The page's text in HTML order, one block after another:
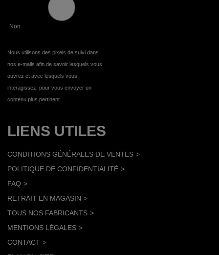
Non
Nous utilisons des pixels de suivi dans
nos e-mails afin de savoir lesquels vous
ouvrez et avec lesquels vous
interagissez, pour vous envoyer un
contenu plus pertinent.
LIENS UTILES
CONDITIONS GÉNÉRALES DE VENTES
POLITIQUE DE CONFIDENTIALITÉ
FAQ
RETRAIT EN MAGASIN
TOUS NOS FABRICANTS
MENTIONS LÉGALES
CONTACT